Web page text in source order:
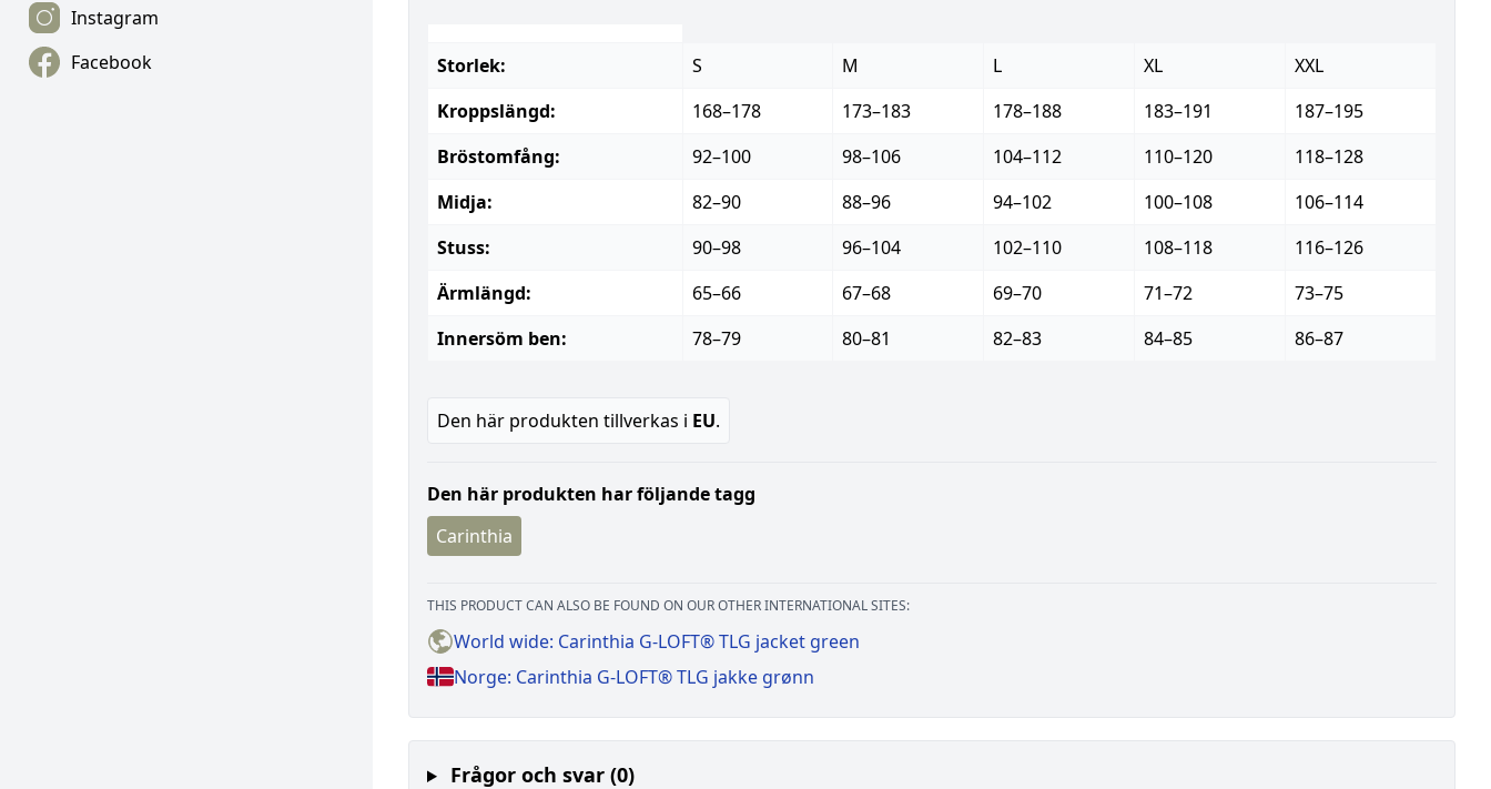
Instagram
Facebook
Storlek: S M L XL
XXL
Kroppslängd:
168–178 173–183 178–188 183–191
187–195
Bröstomfång:
92–100 98–106 104–112 110–120
118–128
Midja:
82–90 88–96 94–102 100–108
106–114
Stuss:
90–98 96–104 102–110 108–118
116–126
Ärmlängd:
65–66 67–68 69–70 71–72
73–75
Innersöm ben:
78–79 80–81 82–83 84–85 86–87
Den här produkten tillverkas i EU.
Den här produkten har följande tagg
Carinthia
THIS PRODUCT CAN ALSO BE FOUND ON OUR OTHER INTERNATIONAL SITES:
World wide: Carinthia G-LOFT® TLG jacket green
Norge: Carinthia G-LOFT® TLG jakke grønn
Frågor och svar (0)